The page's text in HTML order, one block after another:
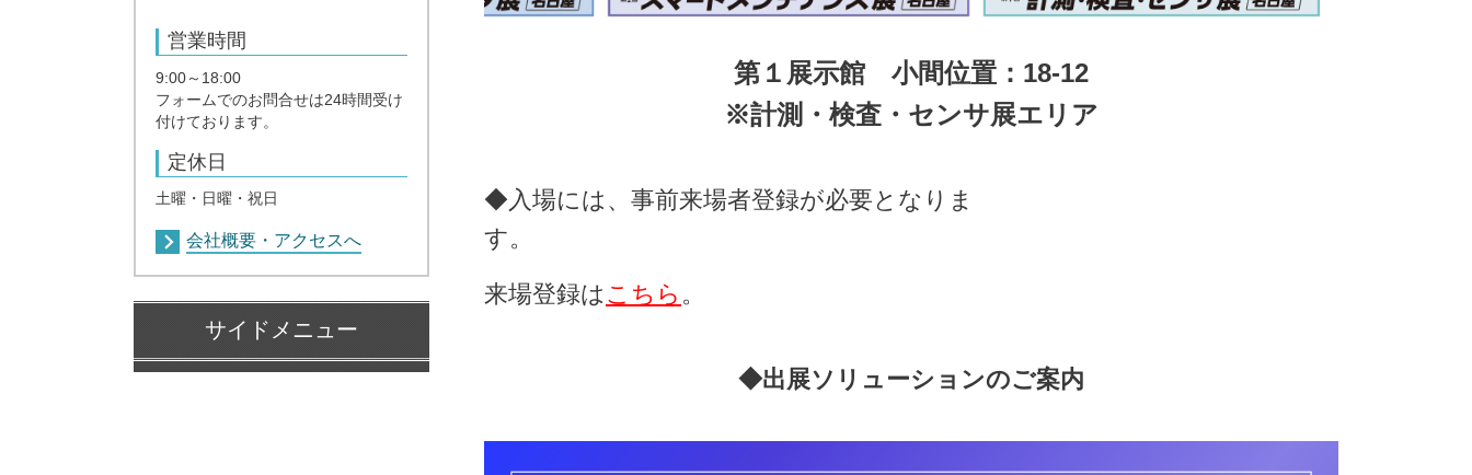
第１展示館 小間位置：18-12
※計測・検査・センサ展エリア
◆入場には、事前来場者登録が必要となりま
す。
来場登録は こちら 。
◆出展ソリューションのご案内
営業時間
9:00～18:00
フォームでのお問合せは24時間受け
付けております。
定休日
土曜・日曜・祝日
会社概要・アクセスへ
サイドメニュー